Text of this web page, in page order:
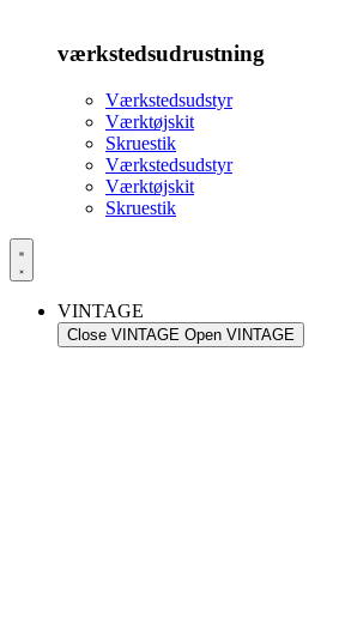
værkstedsudrustning
Værkstedsudstyr
Værktøjskit
Skruestik
Værkstedsudstyr
Værktøjskit
Skruestik
VINTAGE
Close VINTAGE Open VINTAGE